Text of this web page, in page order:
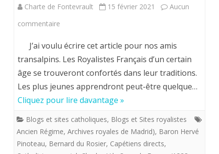
Charte de Fontevrault 15 février 2021
Aucun
commentaire
Volto.
POURQUOI
LE
FRANCE
J’ai voulu écrire cet article pour nos amis
transalpins. Les Royalistes Français d’un certain
âge se trouveront confortés dans leur traditions.
Les plus jeunes apprendront peut-être quelque…
Cliquez pour lire davantage »
Blogs et sites catholiques, Blogs et Sites royalistes
Ancien Régime, Archives royales de Madrid), Baron Hervé
Pinoteau, Bernard du Rosier, Capétiens directs,